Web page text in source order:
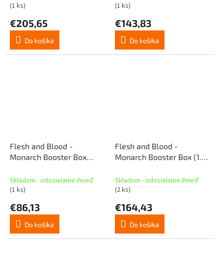
(1 ks)
€205,65
Do košíka
(1 ks)
€143,83
Do košíka
Flesh and Blood -
Monarch Booster Box
Skladom - odosielame ihneď
(1 ks)
€86,13
Do košíka
Flesh and Blood -
Monarch Booster Box (1.
Skladom - odosielame ihneď
(2 ks)
€164,43
Do košíka